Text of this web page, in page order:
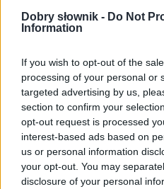
Dobry słownik - Do Not
Information
If you wish to opt-out of the
processing of your personal or
targeted advertising by us,
section to confirm your
opt-out request is processed
interest-based ads based on
us or personal information
your opt-out. You may
disclosure of your personal
Często sprawdzane
Jak się (nie) odmieniaprezbiter
Jedni poprawiają, inni
Odmiana:tych onomatopeiczy
Ciekawostki